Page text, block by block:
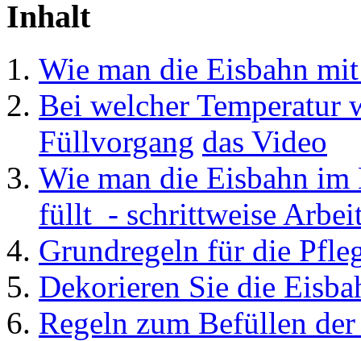
Inhalt
Wie man die Eisbahn
Bei welcher Temperatur
Füllvorgang das Video
Wie man die Eisbahn
füllt - schrittweise
Grundregeln für die
Dekorieren Sie die
Regeln zum Befüllen der